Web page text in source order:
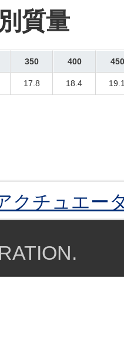
質量
350 400 450
17.8 18.4
クチュエー